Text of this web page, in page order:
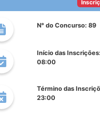
N° do Concurso: 89
Início das
08:00
Término das
23:00